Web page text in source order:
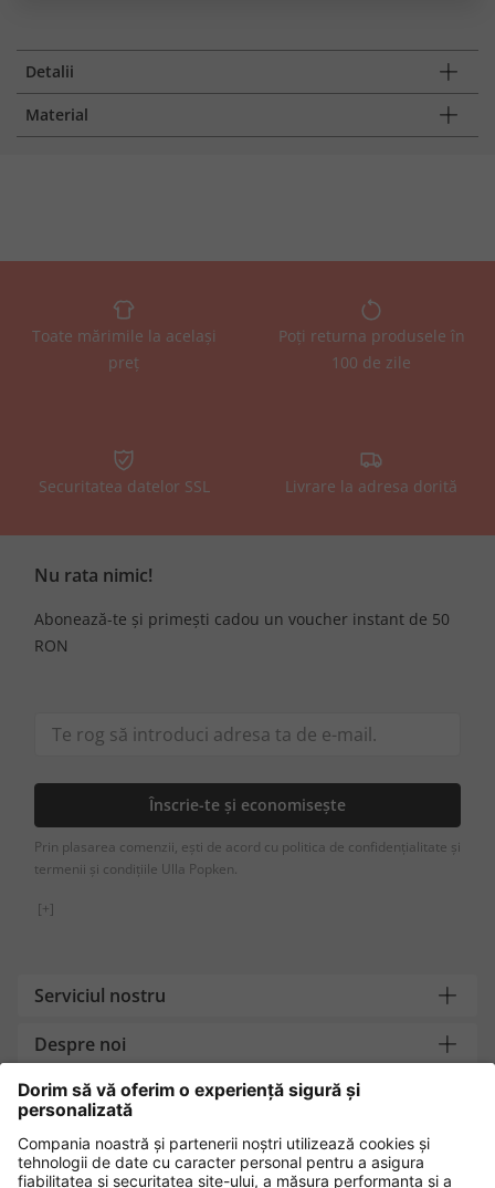
Detalii
Material
Toate mărimile la același
preț
Poți returna produsele în
100 de zile
Securitatea datelor SSL Livrare la adresa dorită
Nu rata nimic!
Abonează-te și primești cadou un voucher instant de 50
RON
Înscrie-te și economisește
Prin plasarea comenzii, ești de acord cu politica de confidențialitate și
termenii și condițiile Ulla Popken.
[+]
Serviciul nostru
Despre noi
Contact
Metode de plată